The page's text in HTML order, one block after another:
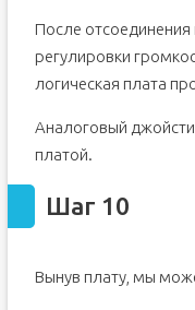
После
регулировки
логическая плата
Аналоговый
платой.
Шаг 10
Вынув плату, мы